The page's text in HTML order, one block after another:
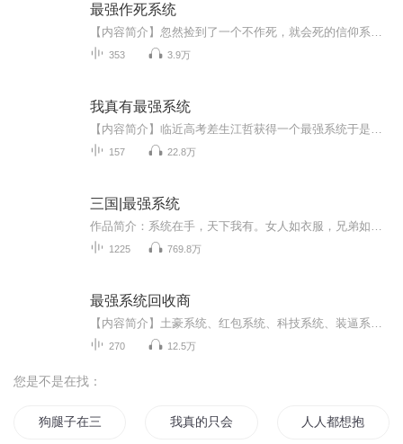
最强作死系统
353 3.9万
我真有最强系统
157 22.8万
三国|最强系统
1225 769.8万
最强系统回收商
270 12.5万
您是不是在找：
狗腿子在三国 我真的只会抱大腿 人人都想抱我大腿